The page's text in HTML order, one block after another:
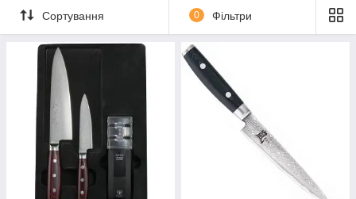
Сортування 0 Фільтри